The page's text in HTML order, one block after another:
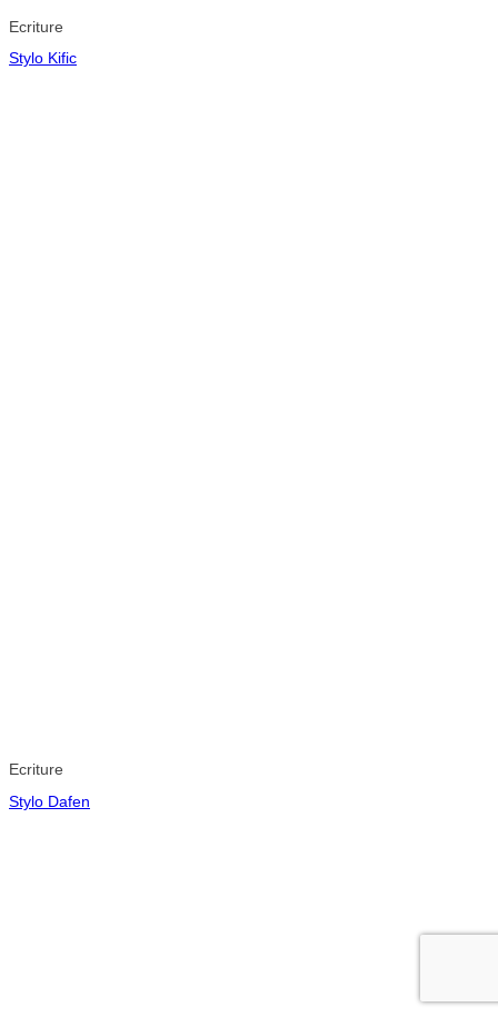
Ecriture
Stylo Kific
Ecriture
Stylo Dafen